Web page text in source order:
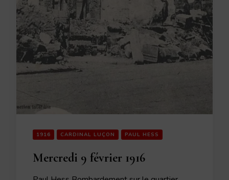
1916 CARDINAL LUÇON PAUL HESS
Mercredi 9 février 1916